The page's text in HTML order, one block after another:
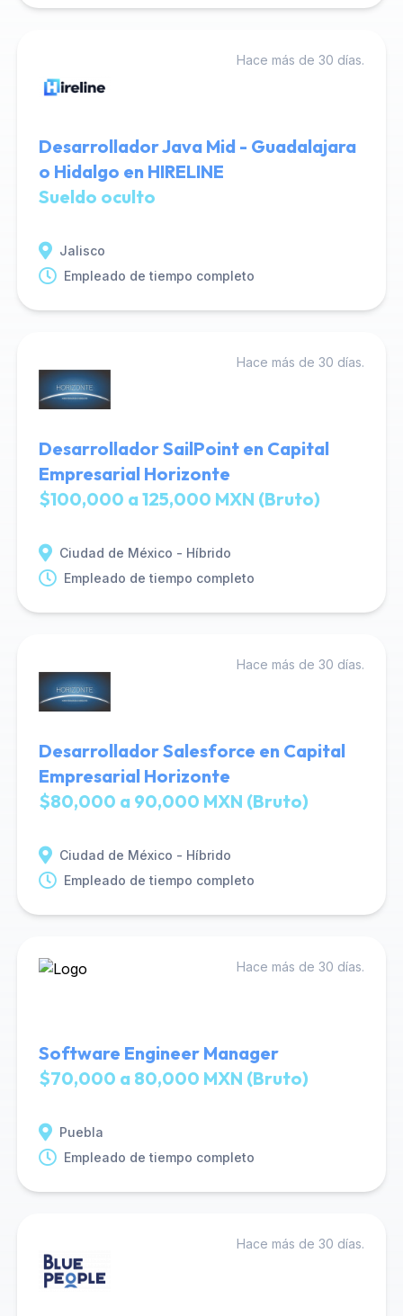
Hace más de 30 días.
Desarrollador Java Mid - Guadalajara
o Hidalgo en HIRELINE
Sueldo oculto
Jalisco
Empleado de tiempo completo
Hace más de 30 días.
Desarrollador SailPoint en Capital
Empresarial Horizonte
$100,000 a 125,000 MXN (Bruto)
Ciudad de México - Híbrido
Empleado de tiempo completo
Hace más de 30 días.
Desarrollador Salesforce en Capital
Empresarial Horizonte
$80,000 a 90,000 MXN (Bruto)
Ciudad de México - Híbrido
Empleado de tiempo completo
Hace más de 30 días.
Software Engineer Manager
$70,000 a 80,000 MXN (Bruto)
Puebla
Empleado de tiempo completo
Hace más de 30 días.